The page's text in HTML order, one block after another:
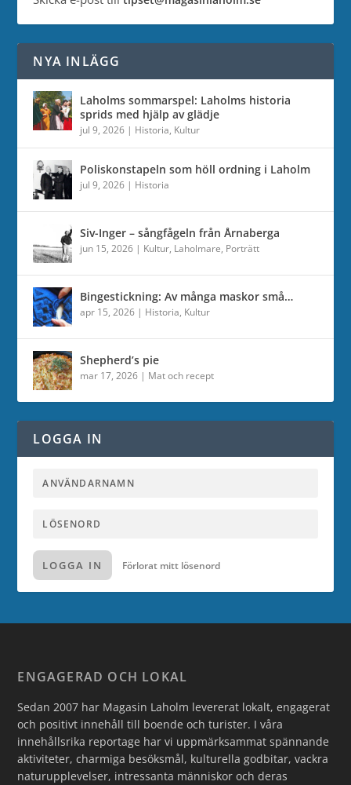
NYA INLÄGG
Laholms sommarspel: Laholms historia
sprids med hjälp av glädje
jul 9, 2026 | Historia, Kultur
Poliskonstapeln som höll ordning i Laholm
jul 9, 2026 | Historia
Siv-Inger – sångfågeln från Årnaberga
jun 15, 2026 | Kultur, Laholmare, Porträtt
Bingestickning: Av många maskor små…
apr 15, 2026 | Historia, Kultur
Shepherd’s pie
mar 17, 2026 | Mat och recept
LOGGA IN
LOGGA IN Förlorat mitt lösenord
ENGAGERAD OCH LOKAL
Sedan 2007 har Magasin Laholm levererat lokalt, engagerat
och positivt innehåll till boende och turister. I våra
innehållsrika reportage har vi uppmärksammat spännande
aktiviteter, charmiga besöksmål, kulturella godbitar, vackra
naturupplevelser, intressanta människor och deras